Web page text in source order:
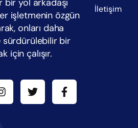
işletmenin özgün
onları daha
sürdürülebilir bir
için çalışır.
İletişim